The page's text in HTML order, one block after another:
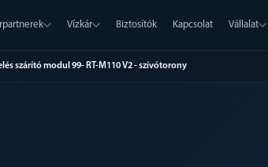
Vízkár Biztosítók Kapcsolat Vállalat
szárító modul 99- RT-M110 V2 - szívótorony